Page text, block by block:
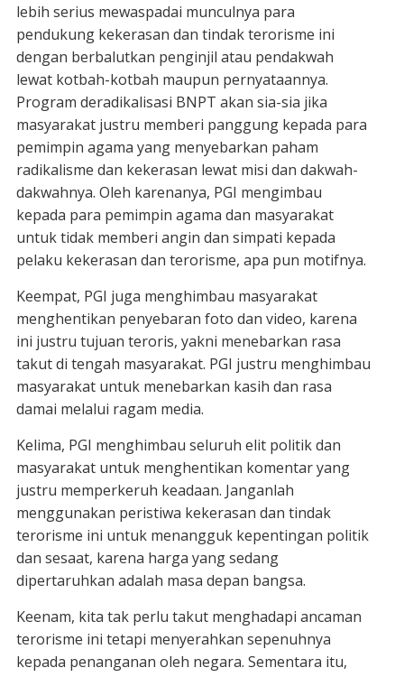
lebih serius mewaspadai munculnya para
pendukung kekerasan dan tindak terorisme ini
dengan berbalutkan penginjil atau pendakwah
lewat kotbah-kotbah maupun pernyataannya.
Program deradikalisasi BNPT akan sia-sia jika
masyarakat justru memberi panggung kepada para
pemimpin agama yang menyebarkan paham
radikalisme dan kekerasan lewat misi dan dakwah-
dakwahnya. Oleh karenanya, PGI mengimbau
kepada para pemimpin agama dan masyarakat
untuk tidak memberi angin dan simpati kepada
pelaku kekerasan dan terorisme, apa pun motifnya.
Keempat, PGI juga menghimbau masyarakat
menghentikan penyebaran foto dan video, karena
ini justru tujuan teroris, yakni menebarkan rasa
takut di tengah masyarakat. PGI justru menghimbau
masyarakat untuk menebarkan kasih dan rasa
damai melalui ragam media.
Kelima, PGI menghimbau seluruh elit politik dan
masyarakat untuk menghentikan komentar yang
justru memperkeruh keadaan. Janganlah
menggunakan peristiwa kekerasan dan tindak
terorisme ini untuk menangguk kepentingan politik
dan sesaat, karena harga yang sedang
dipertaruhkan adalah masa depan bangsa.
Keenam, kita tak perlu takut menghadapi ancaman
terorisme ini tetapi menyerahkan sepenuhnya
kepada penanganan oleh negara. Sementara itu,